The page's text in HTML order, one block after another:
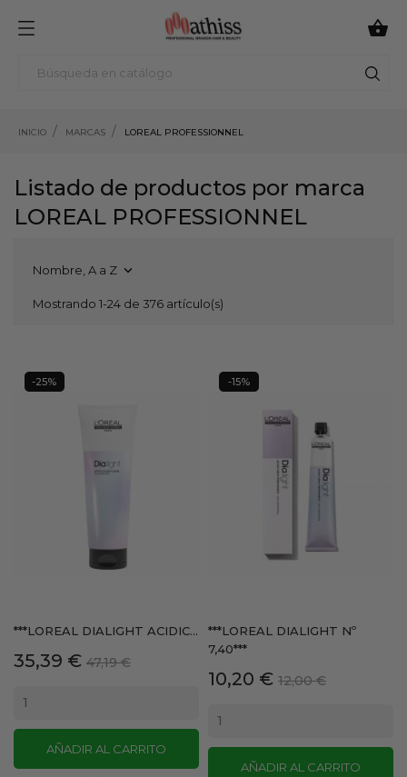

INICIO MARCAS LOREAL PROFESSIONNEL
Listado de productos por marca
LOREAL PROFESSIONNEL
Nombre, A a Z 
Mostrando 1-24 de 376 artículo(s)
***LOREAL DIALIGHT ACIDIC...
Precio
35,39 € Precio
47,19 €
AÑADIR AL CARRITO
-25%
***LOREAL DIALIGHT Nº
7,40***
Precio
10,20 € Precio
12,00 €
AÑADIR AL CARRITO
-15%